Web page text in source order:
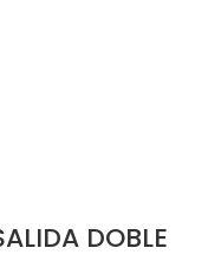
DOBLE